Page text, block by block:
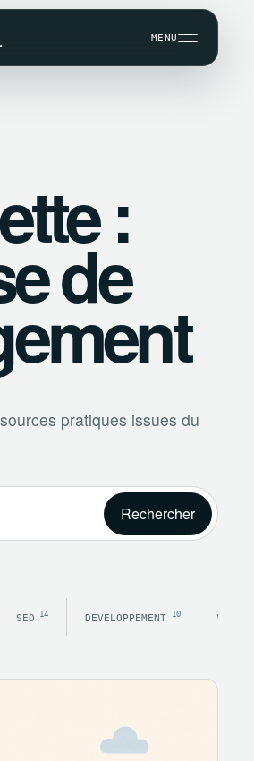
MENU
CLIENT
:
de
pratiques issues du
SEO 14 DEVELOPPEMENT 10